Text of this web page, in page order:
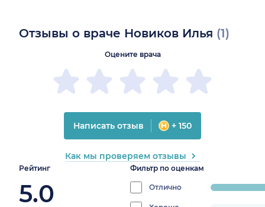
Отзывы о враче Новиков Илья (1)
Рейтинг
5.0
Фильтр по оценкам
Отлично
progress:
Оцените врача
Написать отзыв + 150
Как мы проверяем отзывы